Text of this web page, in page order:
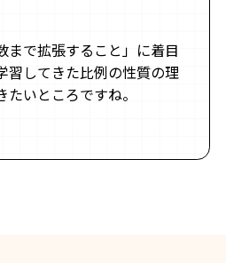
まで拡張すること」に着目
習してきた比例の性質の理
いところですね。